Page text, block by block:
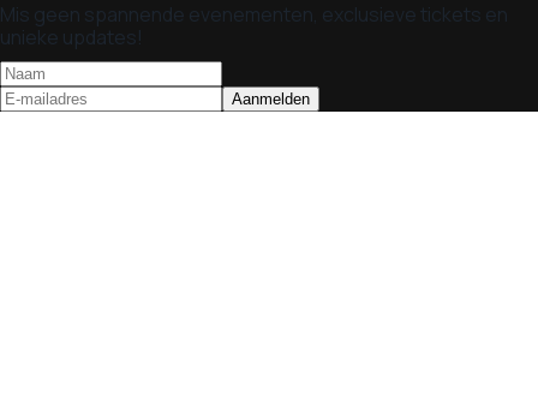
Mis geen spannende evenementen, exclusieve tickets en
unieke updates!